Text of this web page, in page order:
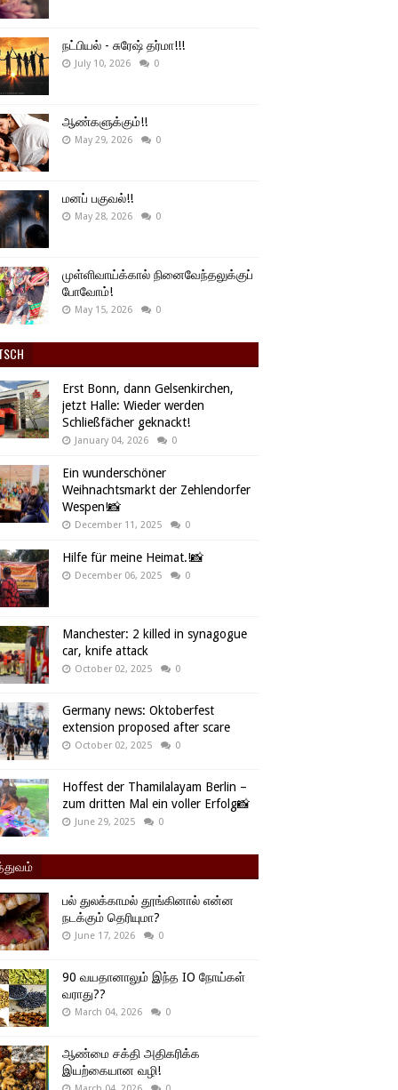
நட்பியல் - சுரேஷ் தர்மா!!!
July 10, 2026 0
ஆண்களுக்கும்!!
May 29, 2026 0
மனப் பகுவல்!!
May 28, 2026 0
முள்ளிவாய்க்கால் நினைவேந்தலுக்குப்
போவோம்!
May 15, 2026 0
Erst Bonn, dann Gelsenkirchen,
jetzt Halle: Wieder werden
Schließfächer geknackt!
January 04, 2026 0
Ein wunderschöner
Weihnachtsmarkt der Zehlendorfer
Wespen!📸
December 11, 2025 0
Hilfe für meine Heimat.!📸
December 06, 2025 0
Manchester: 2 killed in synagogue
car, knife attack
October 02, 2025 0
Germany news: Oktoberfest
extension proposed after scare
October 02, 2025 0
Hoffest der Thamilalayam Berlin –
zum dritten Mal ein voller Erfolg📸
June 29, 2025 0
பல் துலக்காமல் தூங்கினால் என்ன
நடக்கும் தெரியுமா?
June 17, 2026 0
90 வயதானாலும் இந்த IO நோய்கள்
வராது??
March 04, 2026 0
ஆண்மை சக்தி அதிகரிக்க
இயற்கையான வழி!